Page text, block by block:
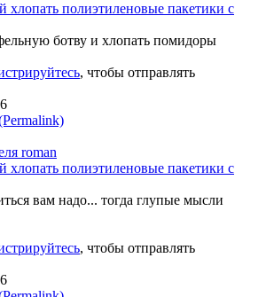
хлопать полиэтиленовые пакетики с
ботву и хлопать помидоры
, чтобы отправлять
хлопать полиэтиленовые пакетики с
вам надо... тогда глупые мысли
, чтобы отправлять